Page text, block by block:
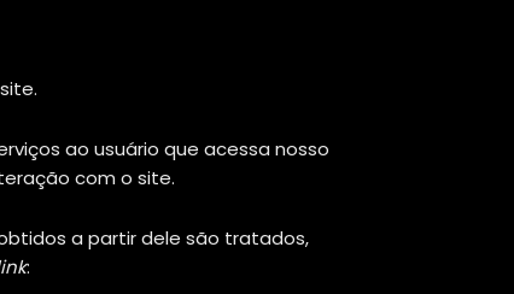
ao usuário que acessa nosso
com o site.
a partir dele são tratados,
: